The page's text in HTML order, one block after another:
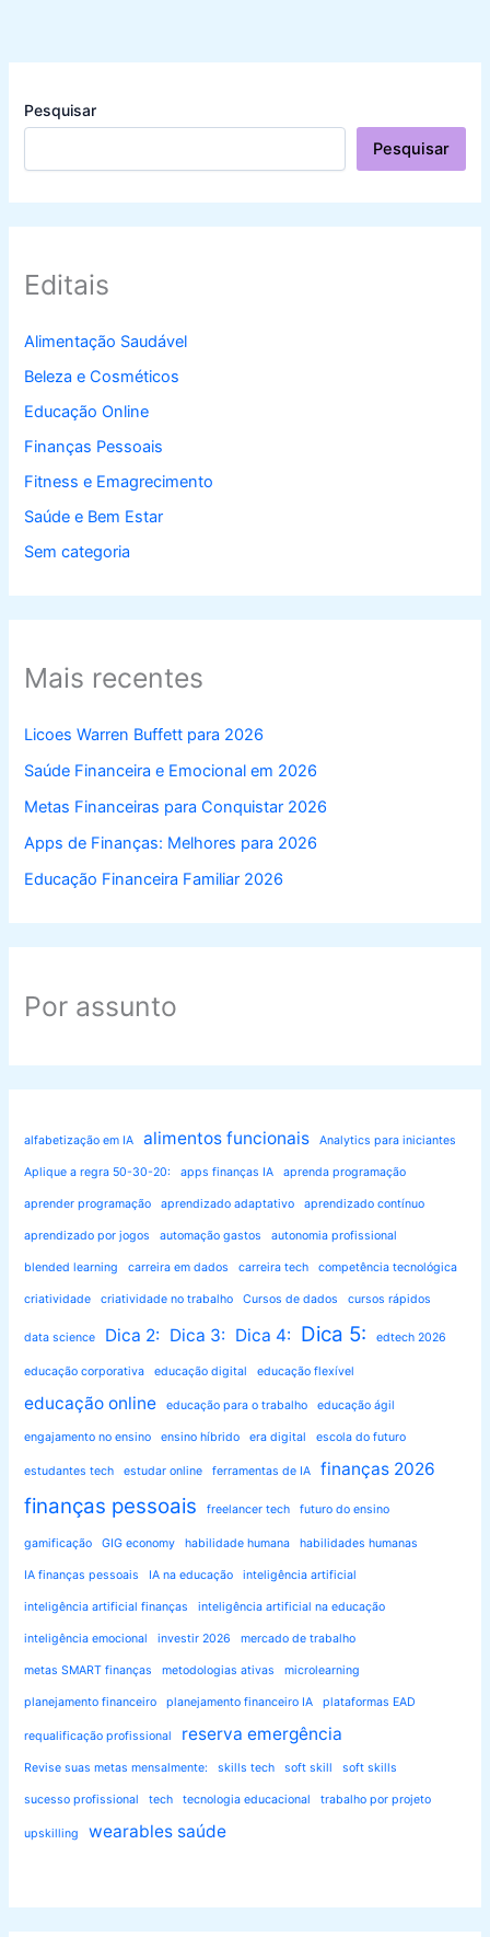
Pesquisar
Pesquisar
Editais
Alimentação Saudável
Beleza e Cosméticos
Educação Online
Finanças Pessoais
Fitness e Emagrecimento
Saúde e Bem Estar
Sem categoria
Mais recentes
Licoes Warren Buffett para 2026
Saúde Financeira e Emocional em 2026
Metas Financeiras para Conquistar 2026
Apps de Finanças: Melhores para 2026
Educação Financeira Familiar 2026
Por assunto
alfabetização em IA alimentos funcionais Analytics para iniciantes
Aplique a regra 50-30-20: apps finanças IA aprenda programação
aprender programação aprendizado adaptativo aprendizado contínuo
aprendizado por jogos automação gastos autonomia profissional
blended learning carreira em dados carreira tech competência tecnológica
criatividade criatividade no trabalho Cursos de dados cursos rápidos
data science Dica 2: Dica 3: Dica 4: Dica 5: edtech 2026
educação corporativa educação digital educação flexível
educação online educação para o trabalho educação ágil
engajamento no ensino ensino híbrido era digital escola do futuro
estudantes tech estudar online ferramentas de IA finanças 2026
finanças pessoais freelancer tech futuro do ensino
gamificação GIG economy habilidade humana habilidades humanas
IA finanças pessoais IA na educação inteligência artificial
inteligência artificial finanças inteligência artificial na educação
inteligência emocional investir 2026 mercado de trabalho
metas SMART finanças metodologias ativas microlearning
planejamento financeiro planejamento financeiro IA plataformas EAD
requalificação profissional reserva emergência
Revise suas metas mensalmente: skills tech soft skill soft skills
sucesso profissional tech tecnologia educacional trabalho por projeto
upskilling wearables saúde